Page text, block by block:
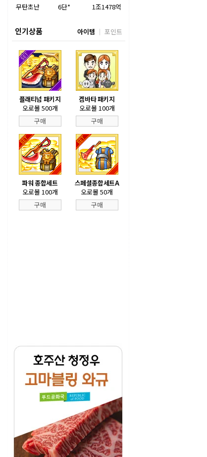
무탄초난
6단* 1조1478억
인기상품 아이템 포인트
플래티넘 패키지
오로볼 500개
구매
겜바타 패키지
오로볼 100개
구매
파워 종합세트
오로볼 100개
구매
스페셜종합세트A
오로볼 50개
구매